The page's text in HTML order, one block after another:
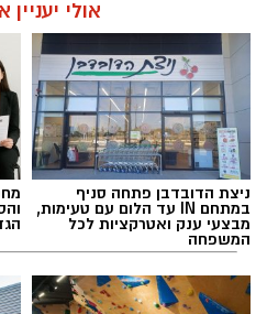
אלדה נתנאל / 18:18 05.08.26
תגים:בשורה למטה יהודה:
אולי יעניין
ניצת הדובדבן פתחה סניף
במתחם IN עד הלום עם טעימות,
מבצעי ענק ואטרקציות לכל
המשפחה